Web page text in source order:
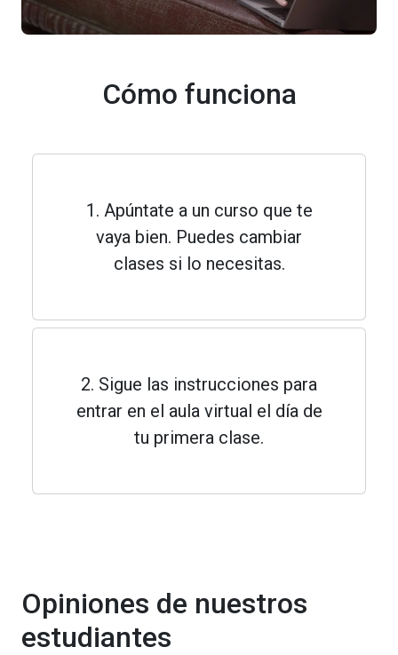
Cómo funciona
1. Apúntate a un curso que te
vaya bien. Puedes cambiar
clases si lo necesitas.
2. Sigue las instrucciones para
entrar en el aula virtual el día de
tu primera clase.
Opiniones de nuestros
estudiantes